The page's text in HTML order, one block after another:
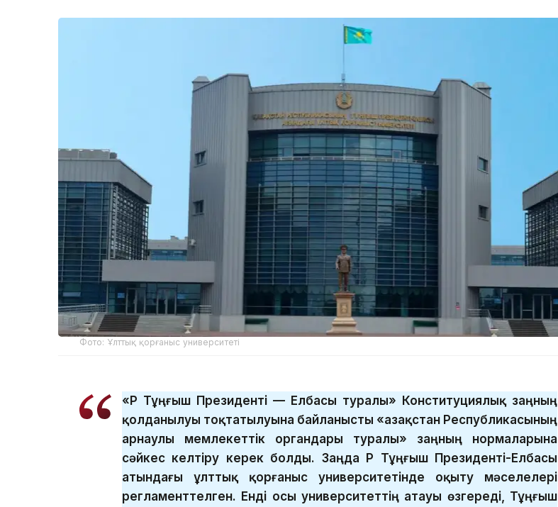
Фото: Ұлттық қорғаныс университеті
«ҚР Тұңғыш Президенті — Елбасы туралы» Конституциялық заңның
қолданылуы тоқтатылуына байланысты «Қазақстан Республикасының
арнаулы мемлекеттік органдары туралы» заңның нормаларына
сәйкес келтіру керек болды. Заңда ҚР Тұңғыш Президенті-Елбасы
атындағы ұлттық қорғаныс университетінде оқыту мәселелері
регламенттелген. Енді осы университеттің атауы өзгереді, Тұңғыш